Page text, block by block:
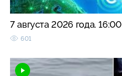
7 августа 2026 года. 16:00
601